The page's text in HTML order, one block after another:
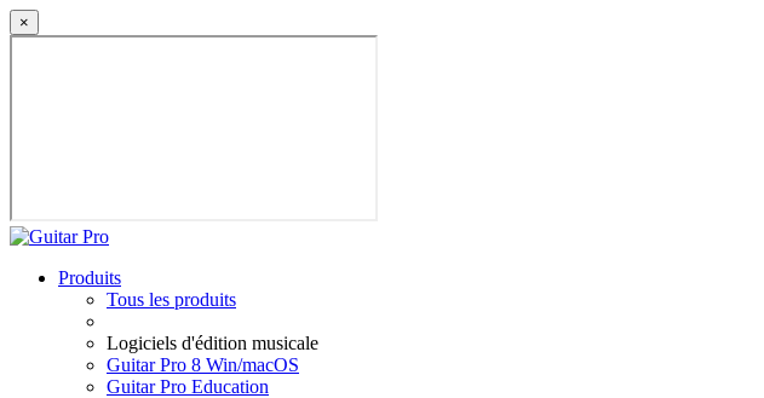
×
Produits
Tous les produits
Logiciels d'édition musicale
Guitar Pro 8 Win/macOS
Guitar Pro Education